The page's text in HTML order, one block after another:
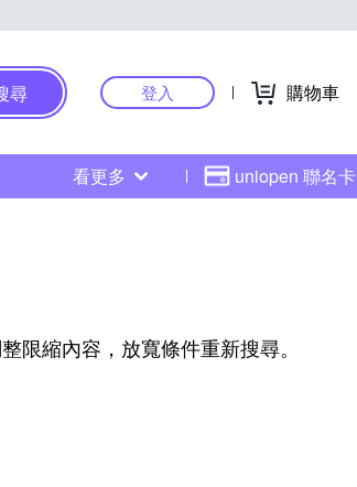
尋 登入 購物車
看更多 uniopen 聯名卡
限縮內容，放寬條件重新搜尋。